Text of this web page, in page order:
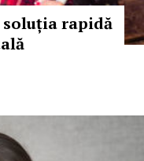
soluția rapidă